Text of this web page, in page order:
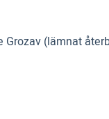
(lämnat